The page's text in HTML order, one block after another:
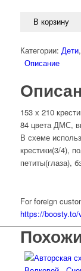
В корзину
Категории: Дети,
Описание
153 х 210
84 цвета ДМС,
В схеме
крестики(3/4),
петиты(глаза),
For foreign
https://